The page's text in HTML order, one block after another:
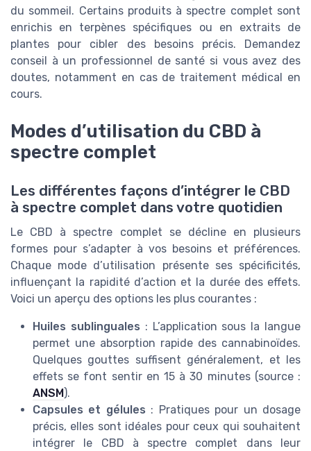
du sommeil. Certains produits à spectre complet sont
enrichis en terpènes spécifiques ou en extraits de
plantes pour cibler des besoins précis. Demandez
conseil à un professionnel de santé si vous avez des
doutes, notamment en cas de traitement médical en
cours.
Modes d’utilisation du CBD à
spectre complet
Les différentes façons d’intégrer le CBD
à spectre complet dans votre quotidien
Le CBD à spectre complet se décline en plusieurs
formes pour s’adapter à vos besoins et préférences.
Chaque mode d’utilisation présente ses spécificités,
influençant la rapidité d’action et la durée des effets.
Voici un aperçu des options les plus courantes :
Huiles sublinguales : L’application sous la langue
permet une absorption rapide des cannabinoïdes.
Quelques gouttes suffisent généralement, et les
effets se font sentir en 15 à 30 minutes (source :
ANSM ).
Capsules et gélules : Pratiques pour un dosage
précis, elles sont idéales pour ceux qui souhaitent
intégrer le CBD à spectre complet dans leur